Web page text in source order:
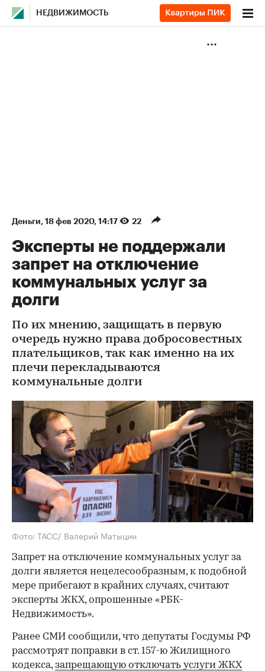
НЕДВИЖИМОСТЬ
Деньги⁠, 18 фев 2020, 14:17 22
Эксперты не поддержали
запрет на отключение
коммунальных услуг за
долги
По их мнению, защищать в первую
очередь нужно права добросовестных
плательщиков, так как именно на их
плечи перекладываются
коммунальные долги
Фото: ТАСС/ Валерий Матыцин
Запрет на отключение коммунальных услуг за
долги является нецелесообразным, к подобной
мере прибегают в крайних случаях, считают
эксперты ЖКХ, опрошенные «РБК-
Недвижимость».
Ранее СМИ сообщили, что депутаты Госдумы РФ
рассмотрят поправки в ст. 157-ю Жилищного
кодекса,запрещающую отключать услуги ЖКХ